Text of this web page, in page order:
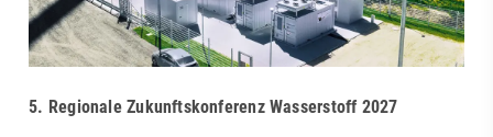
5. Regionale Zukunftskonferenz Wasserstoff 2027